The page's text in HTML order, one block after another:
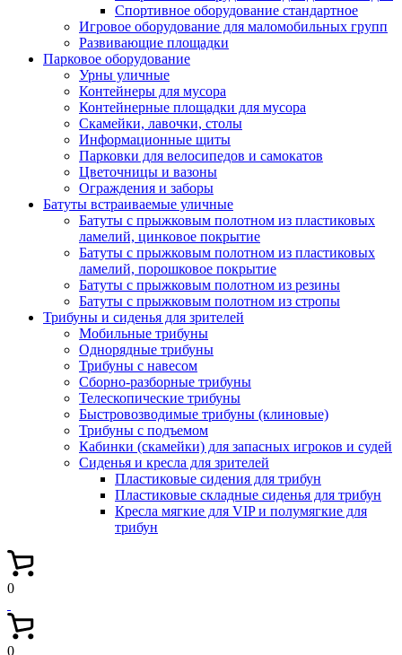
Спортивное оборудование стандартное
Игровое оборудование для маломобильных групп
Развивающие площадки
Парковое оборудование
Урны уличные
Контейнеры для мусора
Контейнерные площадки для мусора
Скамейки, лавочки, столы
Информационные щиты
Парковки для велосипедов и самокатов
Цветочницы и вазоны
Ограждения и заборы
Батуты встраиваемые уличные
Батуты с прыжковым полотном из пластиковых
ламелий, цинковое покрытие
Батуты с прыжковым полотном из пластиковых
ламелий, порошковое покрытие
Батуты с прыжковым полотном из резины
Батуты с прыжковым полотном из стропы
Трибуны и сиденья для зрителей
Мобильные трибуны
Однорядные трибуны
Трибуны с навесом
Сборно-разборные трибуны
Телескопические трибуны
Быстровозводимые трибуны (клиновые)
Трибуны с подъемом
Кабинки (скамейки) для запасных игроков и судей
Сиденья и кресла для зрителей
Пластиковые сидения для трибун
Пластиковые складные сиденья для трибун
Кресла мягкие для VIP и полумягкие для
трибун
0
0